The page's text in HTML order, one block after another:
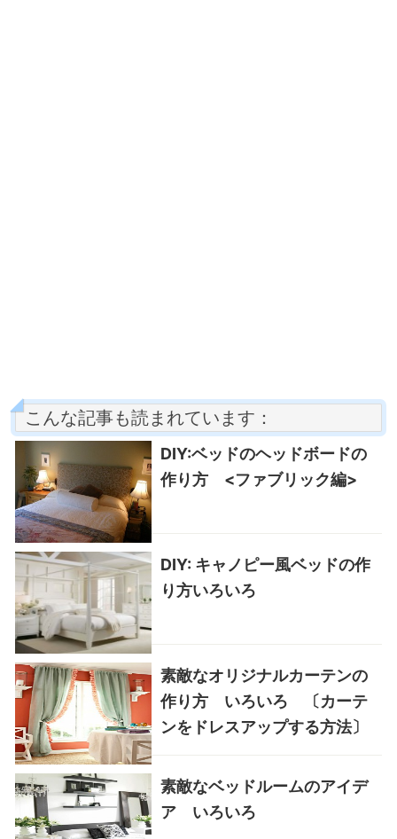
こんな記事も読まれています：
DIY:ベッドのヘッドボードの
作り方 <ファブリック編>
DIY: キャノピー風ベッドの作
り方いろいろ
素敵なオリジナルカーテンの
作り方 いろいろ 〔カーテ
ンをドレスアップする方法〕
素敵なベッドルームのアイデ
ア いろいろ